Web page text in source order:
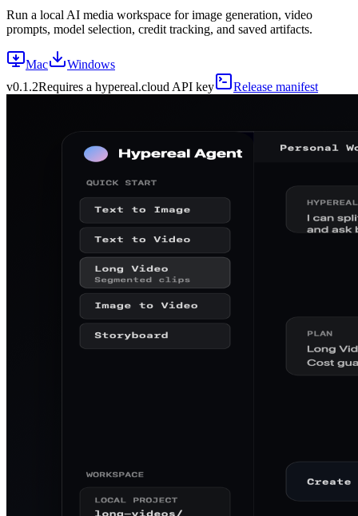
Run a local AI media workspace for image generation, video
prompts, model selection, credit tracking, and saved artifacts.
Mac
Windows
v0.1.2Requires a hypereal.cloud API key Release manifest